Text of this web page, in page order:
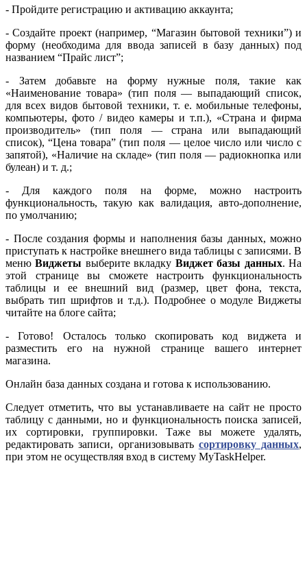
- Пройдите регистрацию и активацию аккаунта;
- Создайте проект (например, “Магазин бытовой техники”) и
форму (необходима для ввода записей в базу данных) под
названием “Прайс лист”;
- Затем добавьте на форму нужные поля, такие как
«Наименование товара» (тип поля — выпадающий список,
для всех видов бытовой техники, т. е. мобильные телефоны,
компьютеры, фото / видео камеры и т.п.), «Страна и фирма
производитель» (тип поля — страна или выпадающий
список), “Цена товара” (тип поля — целое число или число с
запятой), «Наличие на складе» (тип поля — радиокнопка или
булеан) и т. д.;
- Для каждого поля на форме, можно настроить
функциональность, такую как валидация, авто-дополнение,
по умолчанию;
- После создания формы и наполнения базы данных, можно
приступать к настройке внешнего вида таблицы с записями. В
менюВиджеты выберите вкладку Виджет базы данных. На
этой странице вы сможете настроить функциональность
таблицы и ее внешний вид (размер, цвет фона, текста,
выбрать тип шрифтов и т.д.). Подробнее о модуле Виджеты
читайте на блоге сайта;
- Готово! Осталось только скопировать код виджета и
разместить его на нужной странице вашего интернет
магазина.
Онлайн база данных создана и готова к использованию.
Следует отметить, что вы устанавливаете на сайт не просто
таблицу с данными, но и функциональность поиска записей,
их сортировки, группировки. Таже вы можете удалять,
редактировать записи, организовывать сортировку данных,
при этом не осуществляя вход в систему MyTaskHelper.